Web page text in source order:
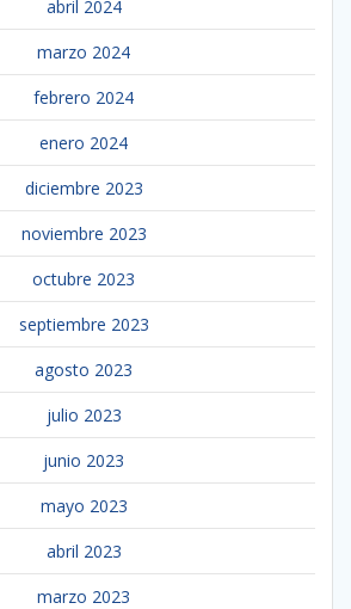
abril 2024
marzo 2024
febrero 2024
enero 2024
diciembre 2023
noviembre 2023
octubre 2023
septiembre 2023
agosto 2023
julio 2023
junio 2023
mayo 2023
abril 2023
marzo 2023